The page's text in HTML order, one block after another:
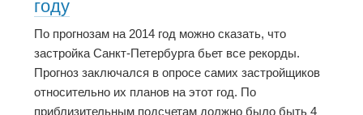
году
По прогнозам на 2014 год можно сказать, что
застройка Санкт-Петербурга бьет все рекорды.
Прогноз заключался в опросе самих застройщиков
относительно их планов на этот год. По
приблизительным подсчетам должно было быть 4